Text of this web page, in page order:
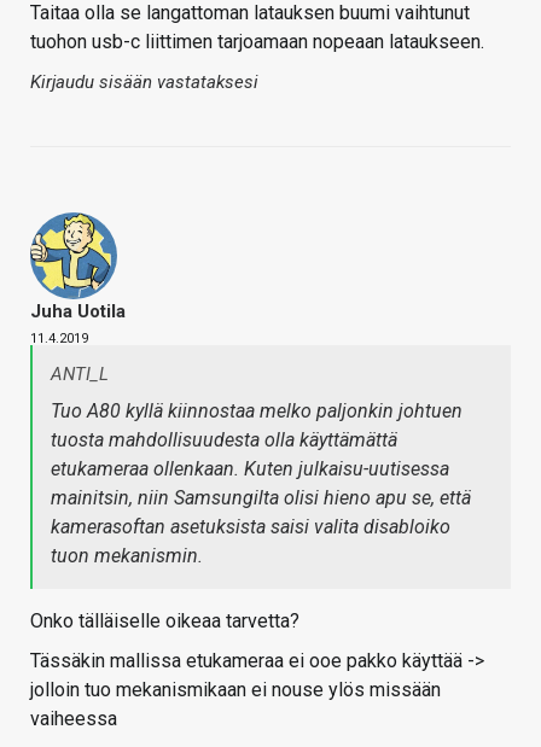
Taitaa olla se langattoman latauksen buumi vaihtunut
tuohon usb-c liittimen tarjoamaan nopeaan lataukseen.
Kirjaudu sisään vastataksesi
Juha Uotila
11.4.2019
ANTI_L
Tuo A80 kyllä kiinnostaa melko paljonkin johtuen
tuosta mahdollisuudesta olla käyttämättä
etukameraa ollenkaan. Kuten julkaisu-uutisessa
mainitsin, niin Samsungilta olisi hieno apu se, että
kamerasoftan asetuksista saisi valita disabloiko
tuon mekanismin.
Onko tälläiselle oikeaa tarvetta?
Tässäkin mallissa etukameraa ei ooe pakko käyttää ->
jolloin tuo mekanismikaan ei nouse ylös missään
vaiheessa